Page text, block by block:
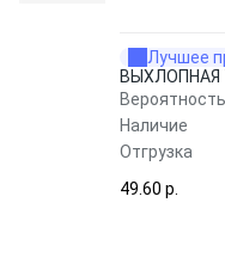
Лучшее
ВЫХЛОПНАЯ
Вероятность
Наличие
Отгрузка
49.60 p.